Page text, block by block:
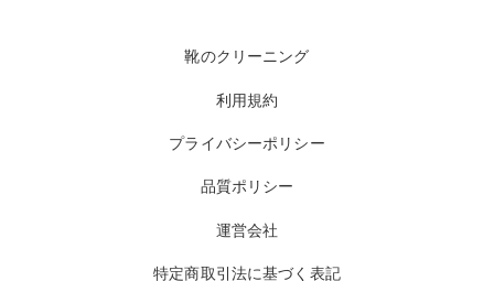
靴のクリーニング
利用規約
プライバシーポリシー
品質ポリシー
運営会社
特定商取引法に基づく表記